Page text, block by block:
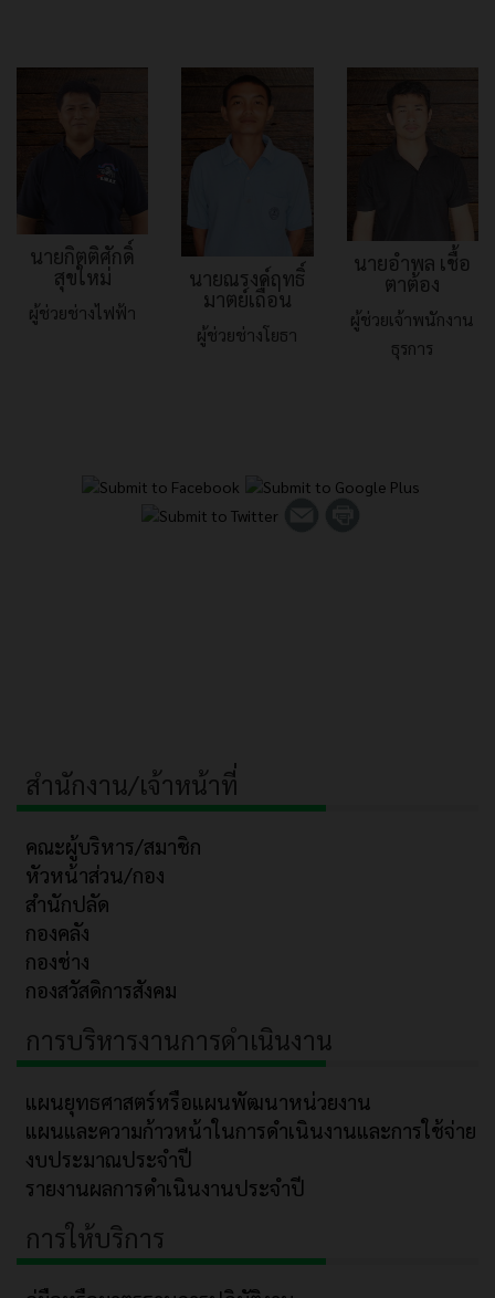
นายกิตติศักดิ์
สุขใหม่
ผู้ช่วยช่างไฟฟ้า
นายณรงค์ฤทธิ์
มาตย์เถื่อน
ผู้ช่วยช่างโยธา
นายอำพล เชื้อ
ตาต้อง
ผู้ช่วยเจ้าพนักงาน
ธุรการ
สำนักงาน/เจ้าหน้าที่
คณะผู้บริหาร/สมาชิก
หัวหน้าส่วน/กอง
สำนักปลัด
กองคลัง
กองช่าง
กองสวัสดิการสังคม
การบริหารงานการดำเนินงาน
แผนยุทธศาสตร์หรือแผนพัฒนาหน่วยงาน
แผนและความก้าวหน้าในการดำเนินงานและการใช้จ่าย
งบประมาณประจำปี
รายงานผลการดำเนินงานประจำปี
การให้บริการ